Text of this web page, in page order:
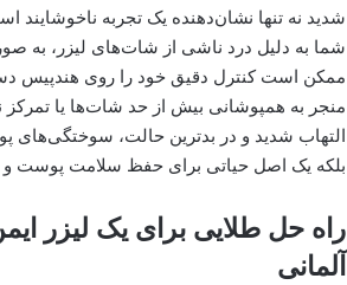
شدید نه تنها نشان‌دهنده یک تجربه
شما به دلیل درد ناشی از شات‌های لیزر، به
ممکن است کنترل دقیق خود را روی هندپیس
منجر به همپوشانی بیش از حد شات‌ها یا
التهاب شدید و در بدترین حالت، سوختگی‌های
بلکه یک اصل حیاتی برای حفظ سلامت پوست و
راه حل طلایی برای یک لیزر
آلمانی